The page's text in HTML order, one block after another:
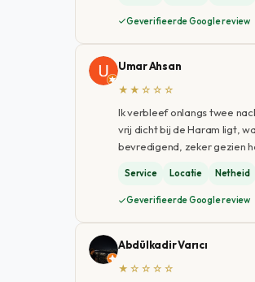
Geverifieerde Google review
Umar Ahsan
★★☆☆☆
Ik verbleef onlangs twee
vrij dicht bij de Haram ligt,
bevredigend, zeker gezien
Service Locatie Netheid
Geverifieerde Google review
Abdülkadir Varıcı
★☆☆☆☆